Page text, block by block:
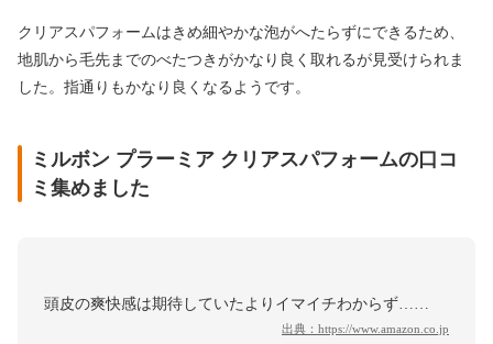
クリアスパフォームはきめ細やかな泡がへたらずにできるため、
地肌から毛先までのべたつきがかなり良く取れるが見受けられま
した。指通りもかなり良くなるようです。
ミルボン プラーミア クリアスパフォームの口コ
ミ集めました
頭皮の爽快感は期待していたよりイマイチわからず……
出典： https://www.amazon.co.jp